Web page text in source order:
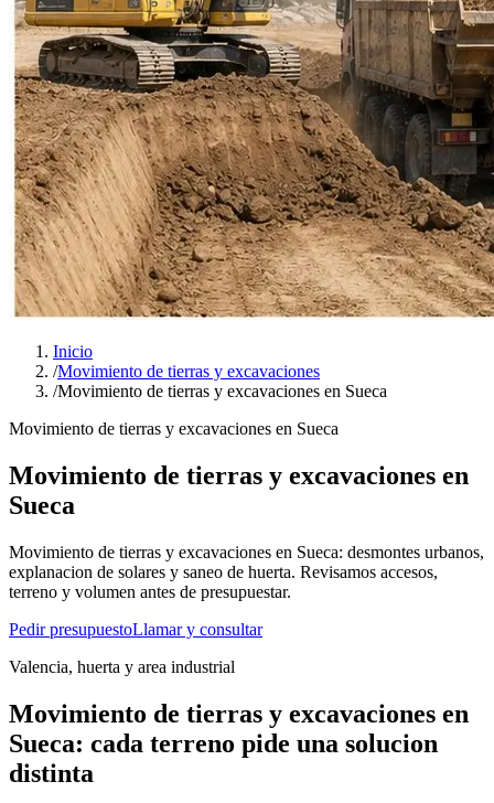
Inicio
/Movimiento de tierras y excavaciones
/Movimiento de tierras y excavaciones en Sueca
Movimiento de tierras y excavaciones en Sueca
Movimiento de tierras y excavaciones en
Sueca
Movimiento de tierras y excavaciones en Sueca: desmontes urbanos,
explanacion de solares y saneo de huerta. Revisamos accesos,
terreno y volumen antes de presupuestar.
Pedir presupuestoLlamar y consultar
Valencia, huerta y area industrial
Movimiento de tierras y excavaciones en
Sueca: cada terreno pide una solucion
distinta